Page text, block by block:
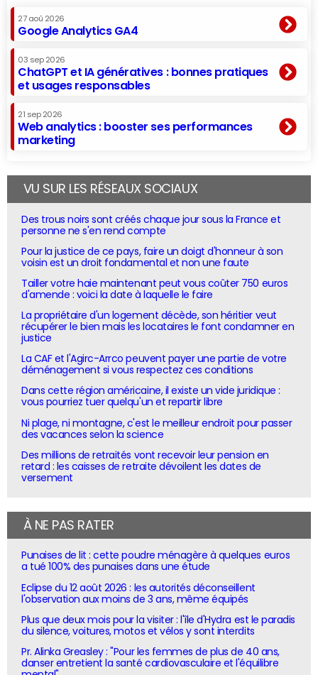
27 aoû 2026
Google Analytics GA4
03 sep 2026
ChatGPT et IA génératives : bonnes pratiques
et usages responsables
21 sep 2026
Web analytics : booster ses performances
marketing
VU SUR LES RÉSEAUX SOCIAUX
Des trous noirs sont créés chaque jour sous la France et
personne ne s'en rend compte
Pour la justice de ce pays, faire un doigt d'honneur à son
voisin est un droit fondamental et non une faute
Tailler votre haie maintenant peut vous coûter 750 euros
d'amende : voici la date à laquelle le faire
La propriétaire d'un logement décède, son héritier veut
récupérer le bien mais les locataires le font condamner en
justice
La CAF et l'Agirc-Arrco peuvent payer une partie de votre
déménagement si vous respectez ces conditions
Dans cette région américaine, il existe un vide juridique :
vous pourriez tuer quelqu'un et repartir libre
Ni plage, ni montagne, c'est le meilleur endroit pour passer
des vacances selon la science
Des millions de retraités vont recevoir leur pension en
retard : les caisses de retraite dévoilent les dates de
versement
À NE PAS RATER
Punaises de lit : cette poudre ménagère à quelques euros
a tué 100% des punaises dans une étude
Eclipse du 12 août 2026 : les autorités déconseillent
l'observation aux moins de 3 ans, même équipés
Plus que deux mois pour la visiter : l'île d'Hydra est le paradis
du silence, voitures, motos et vélos y sont interdits
Pr. Alinka Greasley : "Pour les femmes de plus de 40 ans,
danser entretient la santé cardiovasculaire et l'équilibre